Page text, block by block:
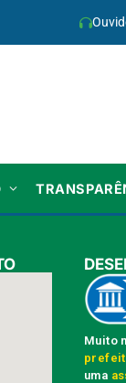
Muito
uma